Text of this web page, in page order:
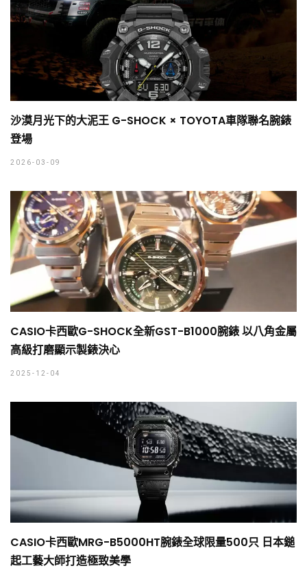
沙漠月光下的大泥王 G-SHOCK × TOYOTA車隊聯名腕錶
登場
2026-03-09
CASIO卡西歐G-SHOCK全新GST-B1000腕錶 以八角金屬
高級打磨顯示製錶決心
2025-12-04
CASIO卡西歐MRG-B5000HT腕錶全球限量500只 日本鎚
起工藝大師打造極致美學